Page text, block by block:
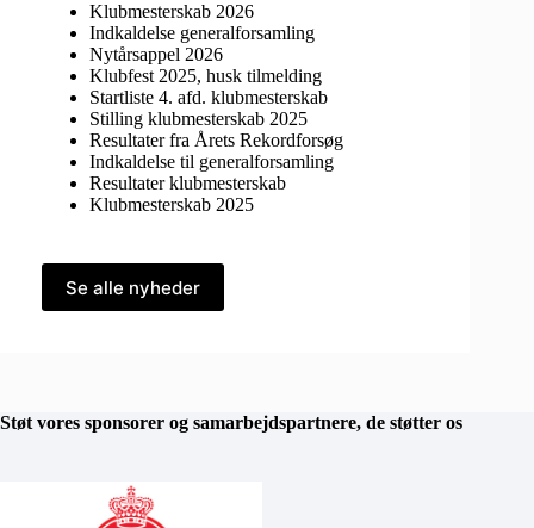
Klubmesterskab 2026
Indkaldelse generalforsamling
Nytårsappel 2026
Klubfest 2025, husk tilmelding
Startliste 4. afd. klubmesterskab
Stilling klubmesterskab 2025
Resultater fra Årets Rekordforsøg
Indkaldelse til generalforsamling
Resultater klubmesterskab
Klubmesterskab 2025
Se alle nyheder
Støt vores sponsorer og samarbejdspartnere, de støtter os